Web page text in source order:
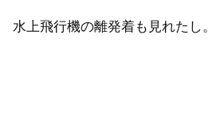
水上飛行機の離発着も見れたし。